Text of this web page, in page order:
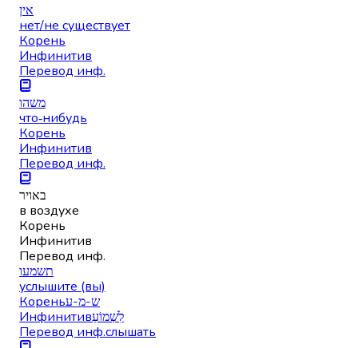
אין
нет/не существует
Корень
Инфинитив
Перевод инф.
משהו
что‑нибудь
Корень
Инфинитив
Перевод инф.
באויר
в воздухе
Корень
Инфинитив
Перевод инф.
תשמעו
услышите (вы)
Кореньש-מ-ע
Инфинитивלִשְׁמוֹעַ
Перевод инф.слышать